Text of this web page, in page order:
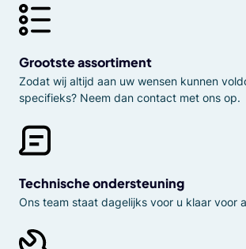
Grootste assortiment
Zodat wij altijd aan uw wensen kunnen
specifieks? Neem dan contact met ons op.
Technische ondersteuning
Ons team staat dagelijks voor u klaar voor